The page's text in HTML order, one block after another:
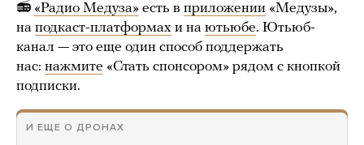
📻 «Радио Медуза» есть в приложении «Медузы»,
на подкаст-платформах и на ютьюбе. Ютьюб-
канал — это еще один способ поддержать
нас: нажмите «Стать спонсором» рядом с кнопкой
подписки.
И ЕЩЕ О ДРОНАХ